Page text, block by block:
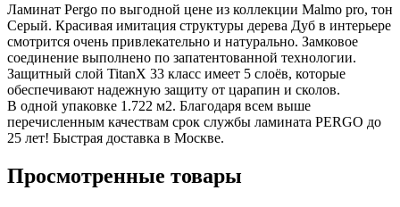
Ламинат Pergo по выгодной цене из коллекции Malmo pro, тон
Серый. Красивая имитация структуры дерева Дуб в интерьере
смотрится очень привлекательно и натурально. Замковое
соединение выполнено по запатентованной технологии.
Защитный слой TitanX 33 класс имеет 5 слоёв, которые
обеспечивают надежную защиту от царапин и сколов.
В одной упаковке 1.722 м2. Благодаря всем выше
перечисленным качествам срок службы ламината PERGO до
25 лет! Быстрая доставка в Москве.
Просмотренные товары